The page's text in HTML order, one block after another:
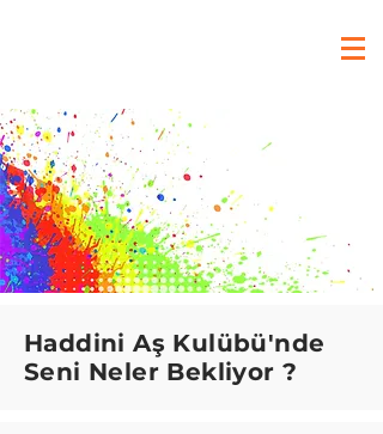
Haddini Aş Kulübü'nde
Seni Neler Bekliyor ?